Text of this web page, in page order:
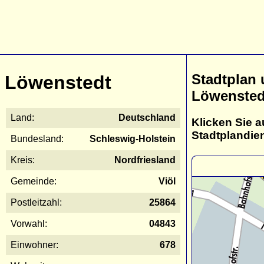
Löwenstedt
Land: Deutschland
Bundesland: Schleswig-Holstein
Kreis: Nordfriesland
Gemeinde: Viöl
Postleitzahl: 25864
Vorwahl: 04843
Einwohner: 678
Stadtplan
Klicken Sie